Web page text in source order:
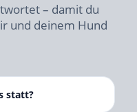
– damit du
und deinem Hund
statt?